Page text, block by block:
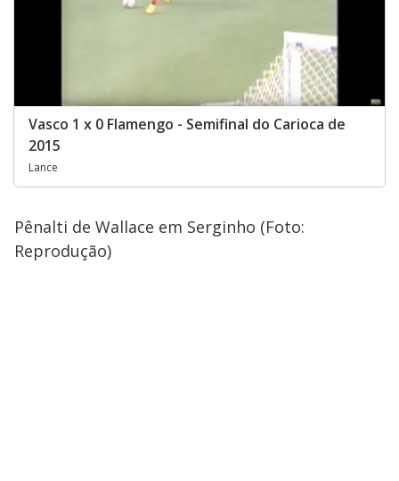
Vasco 1 x 0 Flamengo - Semifinal do Carioca de
2015
Lance
Pênalti de Wallace em Serginho (Foto:
Reprodução)